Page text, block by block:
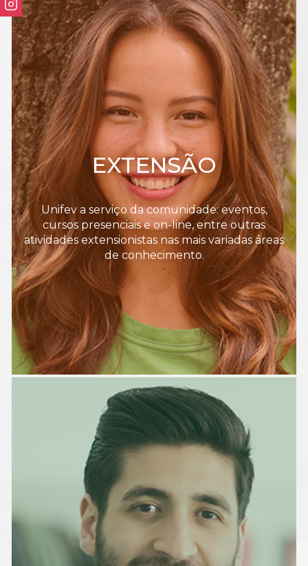
EXTENSÃO
Unifev a serviço da comunidade: eventos,
cursos presenciais e on-line, entre outras
atividades extensionistas nas mais variadas áreas
de conhecimento.